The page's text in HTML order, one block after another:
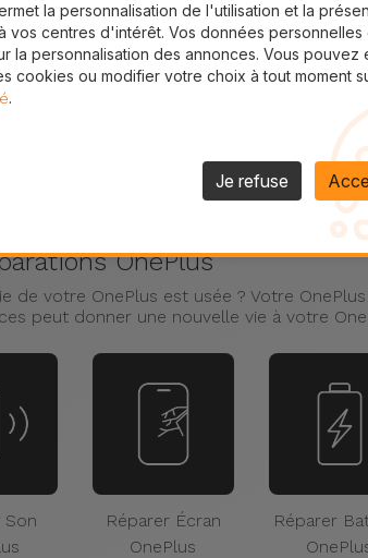
OnePlus
de votre OnePlus est usée ? Votre
peut donner une nouvelle vie à votre
Son
Réparer Écran
OnePlus
Réparer
la personnalisation de l'utilisation et la
centres d'intérêt. Vos données personnelles
la personnalisation des annonces. Vous pouvez
cookies ou modifier votre choix à tout moment
.
Je refuse